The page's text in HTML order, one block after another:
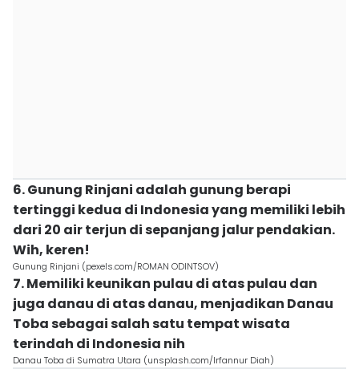
6. Gunung Rinjani adalah gunung berapi
tertinggi kedua di Indonesia yang memiliki lebih
dari 20 air terjun di sepanjang jalur pendakian.
Wih, keren!
Gunung Rinjani (pexels.com/ROMAN ODINTSOV)
7. Memiliki keunikan pulau di atas pulau dan
juga danau di atas danau, menjadikan Danau
Toba sebagai salah satu tempat wisata
terindah di Indonesia nih
Danau Toba di Sumatra Utara (unsplash.com/Irfannur Diah)